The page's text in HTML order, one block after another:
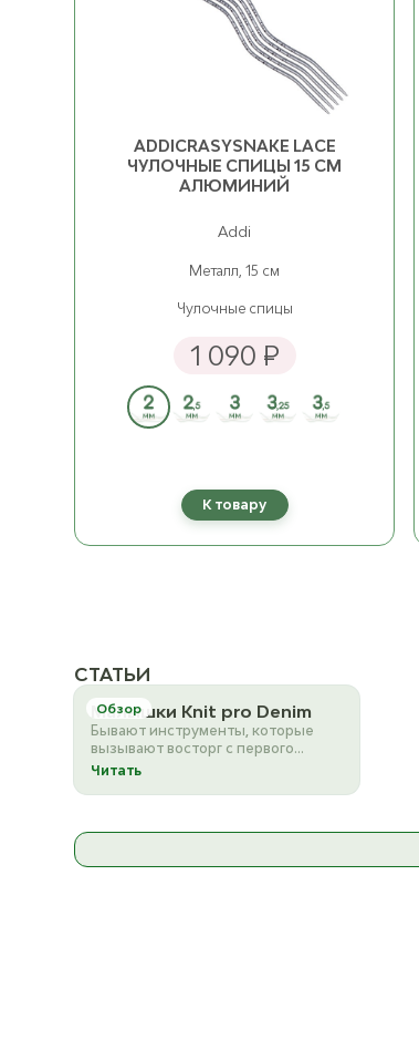
5.50 мм
2 070 ₽
ост. 4
8.00 мм
2 210 ₽
ост. 2
9.00 мм
ADDICRASYSNAKE LACE
ЧУЛОЧНЫЕ СПИЦЫ 15 СМ
АЛЮМИНИЙ
Addi
Металл, 15 см
Чулочные спицы
1 090 ₽
К товару
СТАТЬИ
Обзор
Малышки Knit pro Denim
Бывают инструменты, которые
вызывают восторг с первого
взгляда. Так произошло и с этими
Читать